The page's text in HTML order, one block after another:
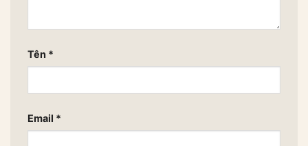
Tên *
Email *